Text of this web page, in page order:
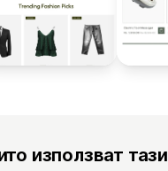
използват тази